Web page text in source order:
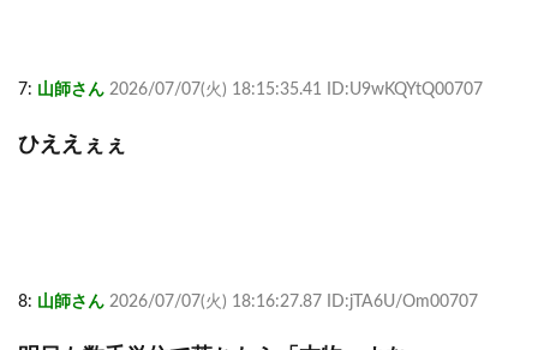
7: 山師さん 2026/07/07(火) 18:15:35.41 ID:U9wKQYtQ00707
ひええぇぇ
8: 山師さん 2026/07/07(火) 18:16:27.87 ID:jTA6U/Om00707